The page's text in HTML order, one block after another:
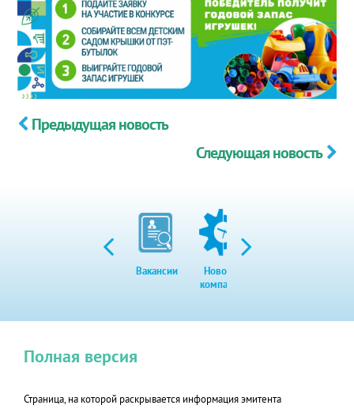
Предыдущая новость
Следующая новость
Вакансии
Новости
компании
Страница, на которой раскрывается информация эмитента
Полная версия